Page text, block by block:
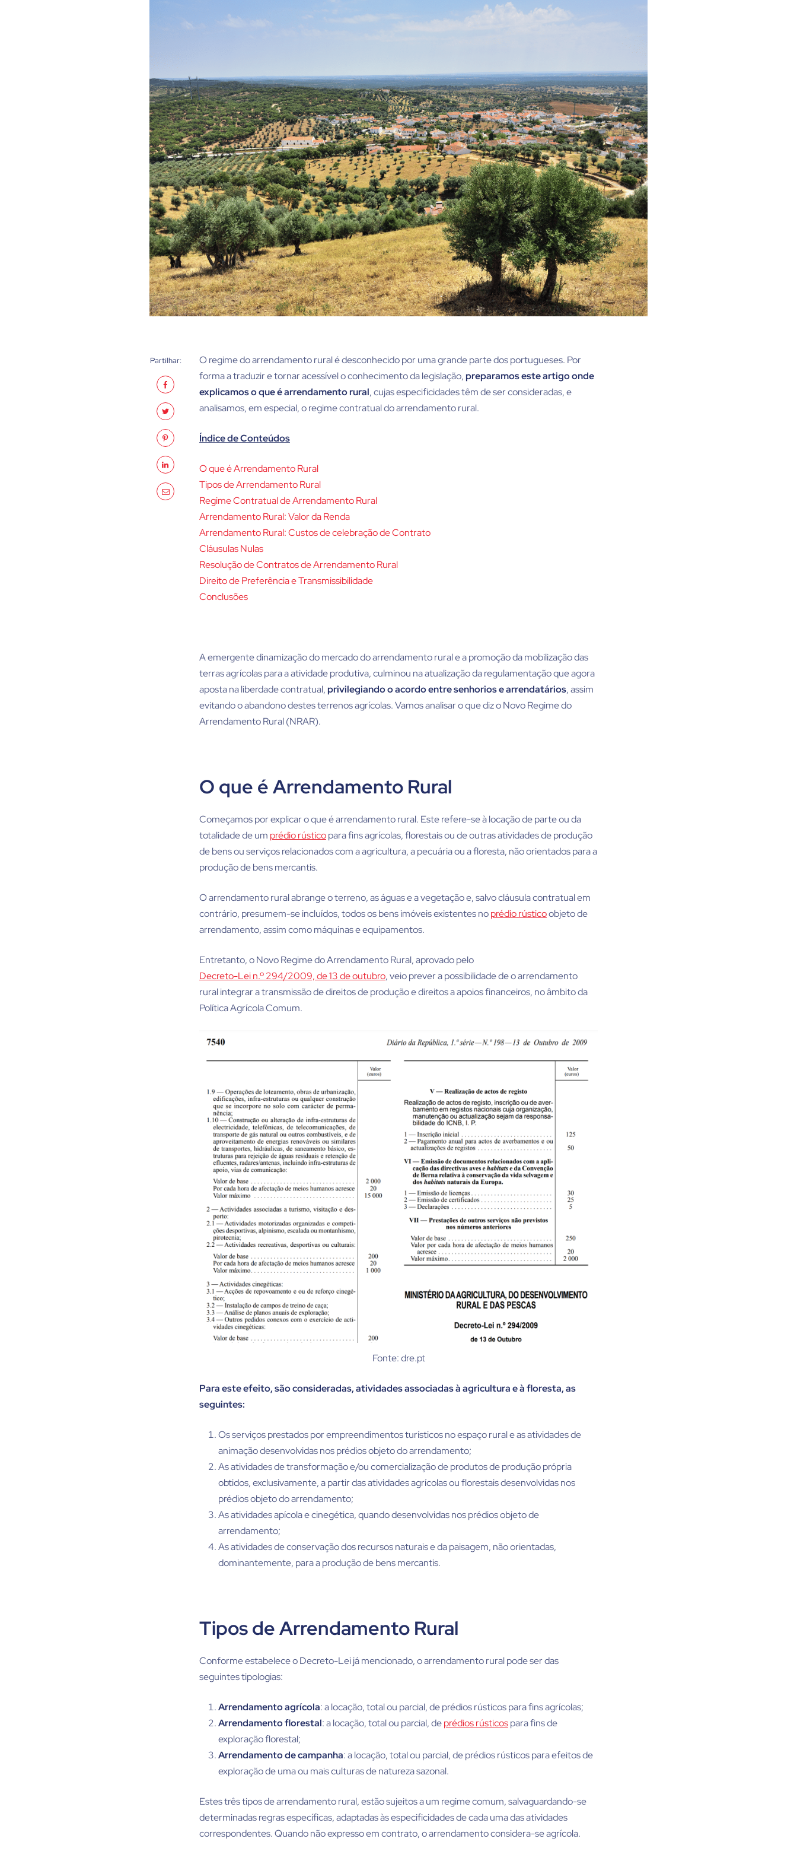
Partilhar:
O regime do arrendamento rural é desconhecido por uma grande parte dos portugueses. Por
forma a traduzir e tornar acessível o conhecimento da legislação, preparamos este artigo onde
explicamos o que é arrendamento rural, cujas especificidades têm de ser consideradas, e
analisamos, em especial, o regime contratual do arrendamento rural.
Índice de Conteúdos
O que é Arrendamento Rural
Tipos de Arrendamento Rural
Regime Contratual de Arrendamento Rural
Arrendamento Rural: Valor da Renda
Arrendamento Rural: Custos de celebração de Contrato
Cláusulas Nulas
Resolução de Contratos de Arrendamento Rural
Direito de Preferência e Transmissibilidade
Conclusões
A emergente dinamização do mercado do arrendamento rural e a promoção da mobilização das
terras agrícolas para a atividade produtiva, culminou na atualização da regulamentação que agora
aposta na liberdade contratual, privilegiando o acordo entre senhorios e arrendatários, assim
evitando o abandono destes terrenos agrícolas. Vamos analisar o que diz o Novo Regime do
Arrendamento Rural (NRAR).
O que é Arrendamento Rural
Começamos por explicar o que é arrendamento rural. Este refere-se à locação de parte ou da
totalidade de um prédio rústicopara fins agrícolas, florestais ou de outras atividades de produção
de bens ou serviços relacionados com a agricultura, a pecuária ou a floresta, não orientados para a
produção de bens mercantis.
O arrendamento rural abrange o terreno, as águas e a vegetação e, salvo cláusula contratual em
contrário, presumem-se incluídos, todos os bens imóveis existentes noprédio rústicoobjeto de
arrendamento, assim como máquinas e equipamentos.
Entretanto, o Novo Regime do Arrendamento Rural, aprovado pelo
Decreto-Lei n.º 294/2009, de 13 de outubro, veio prever a possibilidade de o arrendamento
rural integrar a transmissão de direitos de produção e direitos a apoios financeiros, no âmbito da
Política Agrícola Comum.
Fonte: dre.pt
Para este efeito, são consideradas, atividades associadas à agricultura e à floresta, as
seguintes:
Os serviços prestados por empreendimentos turísticos no espaço rural e as atividades de
animação desenvolvidas nos prédios objeto do arrendamento;
As atividades de transformação e/ou comercialização de produtos de produção própria
obtidos, exclusivamente, a partir das atividades agrícolas ou florestais desenvolvidas nos
prédios objeto do arrendamento;
As atividades apícola e cinegética, quando desenvolvidas nos prédios objeto de
arrendamento;
As atividades de conservação dos recursos naturais e da paisagem, não orientadas,
dominantemente, para a produção de bens mercantis.
Tipos de Arrendamento Rural
Conforme estabelece o Decreto-Lei já mencionado, o arrendamento rural pode ser das
seguintes tipologias:
Arrendamento agrícola: a locação, total ou parcial, de prédios rústicos para fins agrícolas;
Arrendamento florestal: a locação, total ou parcial, deprédios rústicospara fins de
exploração florestal;
Arrendamento de campanha: a locação, total ou parcial, de prédios rústicos para efeitos de
exploração de uma ou mais culturas de natureza sazonal.
Estes três tipos de arrendamento rural, estão sujeitos a um regime comum, salvaguardando-se
determinadas regras específicas, adaptadas às especificidades de cada uma das atividades
correspondentes. Quando não expresso em contrato, o arrendamento considera-se agrícola.